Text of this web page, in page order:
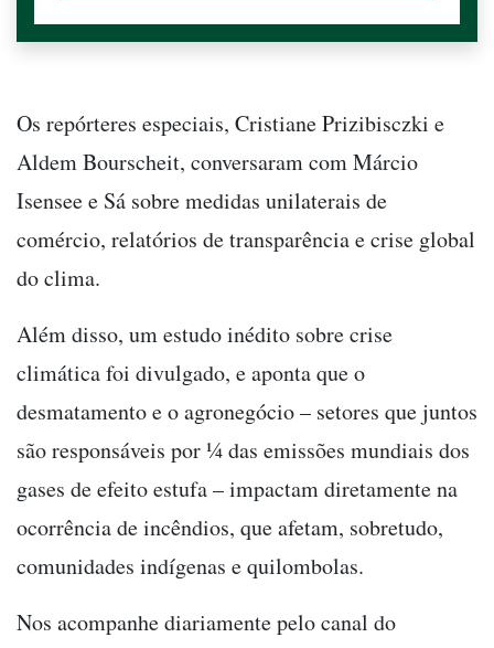
Os repórteres especiais, Cristiane Prizibisczki e
Aldem Bourscheit, conversaram com Márcio
Isensee e Sá sobre medidas unilaterais de
comércio, relatórios de transparência e crise global
do clima.
Além disso, um estudo inédito sobre crise
climática foi divulgado, e aponta que o
desmatamento e o agronegócio – setores que juntos
são responsáveis por ¼ das emissões mundiais dos
gases de efeito estufa – impactam diretamente na
ocorrência de incêndios, que afetam, sobretudo,
comunidades indígenas e quilombolas.
Nos acompanhe diariamente pelo canal do